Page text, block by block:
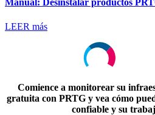
Manual: Desinstalar productos
LEER más
Comience a monitorear su
gratuita con PRTG y vea cómo
confiable y su